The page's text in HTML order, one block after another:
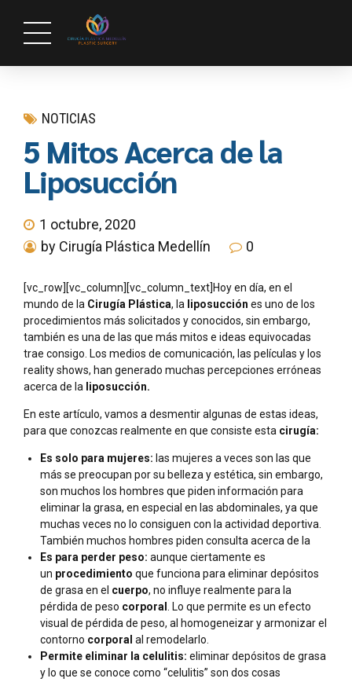
NOTICIAS
5 Mitos Acerca de la
Liposucción
1 octubre, 2020
by Cirugía Plástica Medellín
0
[vc_row][vc_column][vc_column_text]Hoy en día, en el
mundo de la Cirugía Plástica, la liposucción es uno de los
procedimientos más solicitados y conocidos, sin embargo,
también es una de las que más mitos e ideas equivocadas
trae consigo. Los medios de comunicación, las películas y los
reality shows, han generado muchas percepciones erróneas
acerca de la liposucción.
En este artículo, vamos a desmentir algunas de estas ideas,
para que conozcas realmente en que consiste esta cirugía:
Es solo para mujeres: las mujeres a veces son las que
más se preocupan por su belleza y estética, sin embargo,
son muchos los hombres que piden información para
eliminar la grasa, en especial en las abdominales, ya que
muchas veces no lo consiguen con la actividad deportiva.
También muchos hombres piden consulta acerca de la
Es para perder peso: aunque ciertamente es
un procedimiento que funciona para eliminar depósitos
de grasa en el cuerpo, no influye realmente para la
pérdida de peso corporal
. Lo que permite es un efecto
visual de pérdida de peso, al homogeneizar y armonizar el
contorno corporal al remodelarlo.
Permite eliminar la celulitis: eliminar depósitos de grasa
y lo que se conoce como “celulitis” son dos cosas